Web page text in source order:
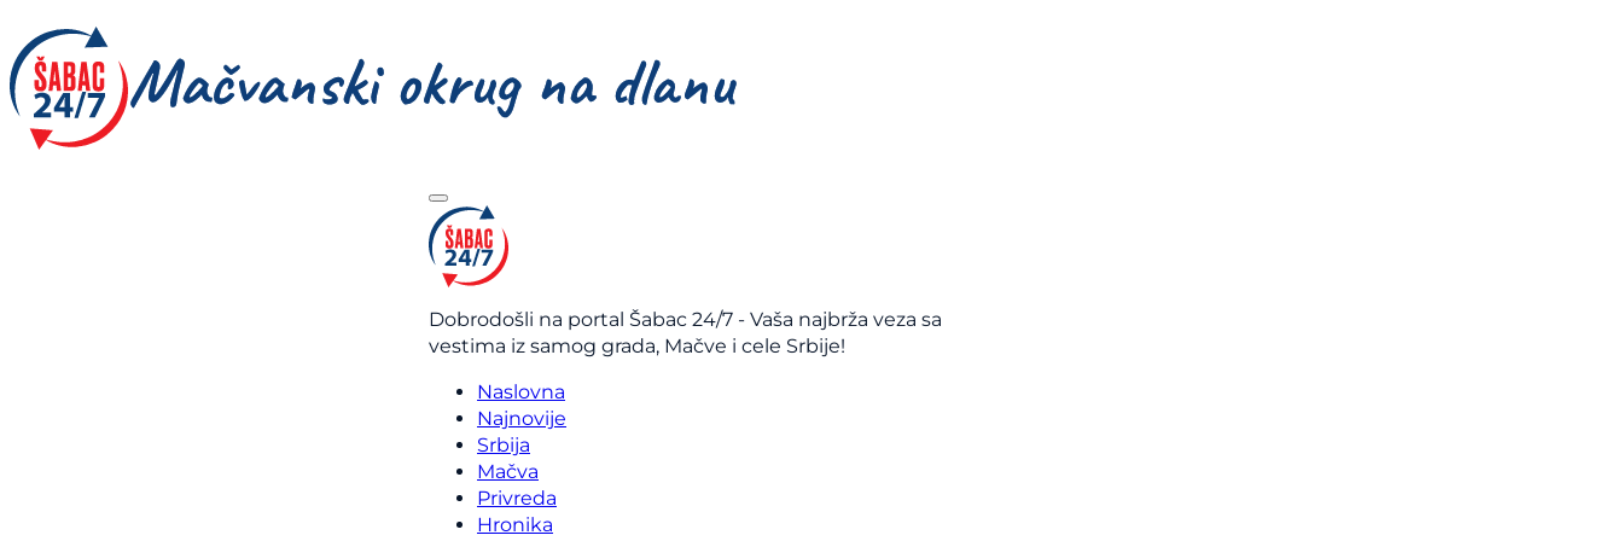
Dobrodošli na portal Šabac 24/7 - Vaša najbrža veza sa
vestima iz samog grada, Mačve i cele Srbije!
Naslovna
Najnovije
Srbija
Mačva
Privreda
Hronika